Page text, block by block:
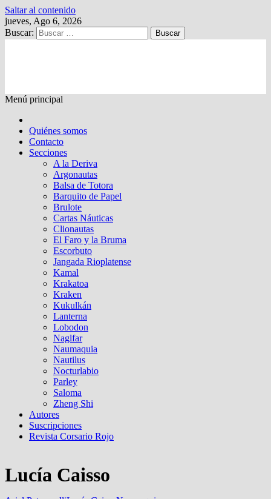
Saltar al contenido
jueves, Ago 6, 2026
Buscar:
Menú principal
Quiénes somos
Contacto
Secciones
A la Deriva
Argonautas
Balsa de Totora
Barquito de Papel
Brulote
Cartas Náuticas
Clionautas
El Faro y la Bruma
Escorbuto
Jangada Rioplatense
Kamal
Krakatoa
Kraken
Kukulkán
Lanterna
Lobodon
Naglfar
Naumaquia
Nautilus
Nocturlabio
Parley
Saloma
Zheng Shi
Autores
Suscripciones
Revista Corsario Rojo
Lucía Caisso